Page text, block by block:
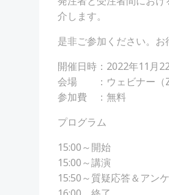
介します。
是非ご参加ください。お
開催日時：2022年11月
会場 ：ウェビナー（
参加費 ：無料
プログラム
15:00～開始
15:00～講演
15:50～質疑応答＆アン